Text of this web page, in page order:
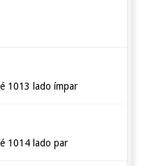
1013 lado ímpar
1014 lado par